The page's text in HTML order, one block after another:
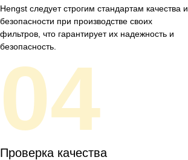
Hengst следует строгим стандартам качества и
безопасности при производстве своих
фильтров, что гарантирует их надежность и
безопасность.
04
Проверка качества